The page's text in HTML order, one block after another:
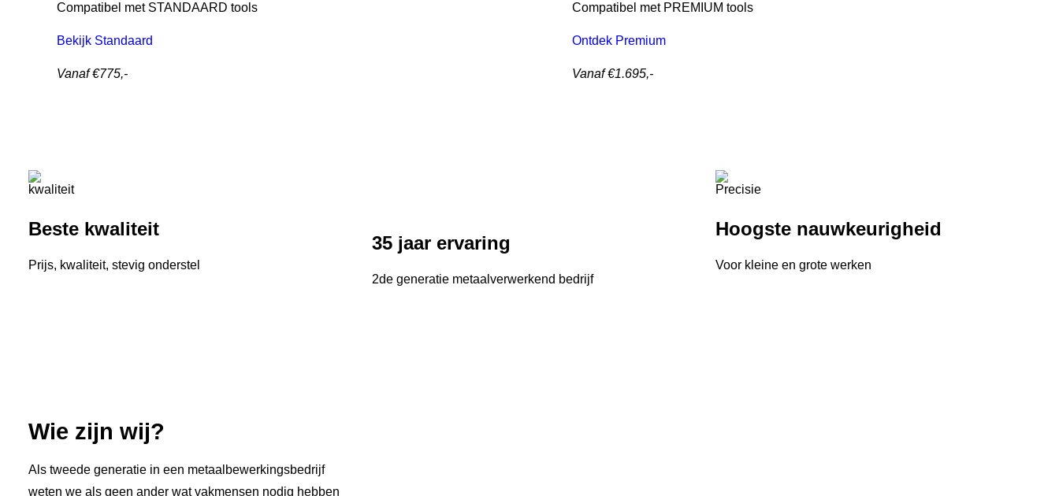
Compatibel met STANDAARD tools
Bekijk Standaard
Vanaf €775,-
Compatibel met PREMIUM tools
Ontdek Premium
Vanaf €1.695,-
Beste kwaliteit
Prijs, kwaliteit, stevig onderstel
35 jaar ervaring
2de generatie metaalverwerkend bedrijf
Hoogste nauwkeurigheid
Voor kleine en grote werken
Wie zijn wij?
Als tweede generatie in een metaalbewerkingsbedrijf
weten we als geen ander wat vakmensen nodig hebben